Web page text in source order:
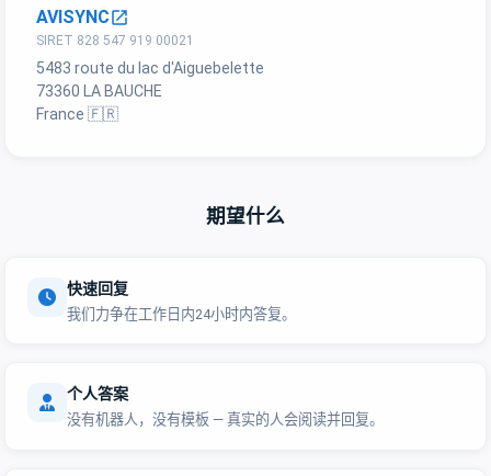
AVISYNCopen_in_new
SIRET 828 547 919 00021
5483 route du lac d'Aiguebelette
73360 LA BAUCHE
France 🇫🇷
期望什么
快速回复
我们力争在工作日内24小时内答复。
个人答案
没有机器人，没有模板 — 真实的人会阅读并回复。